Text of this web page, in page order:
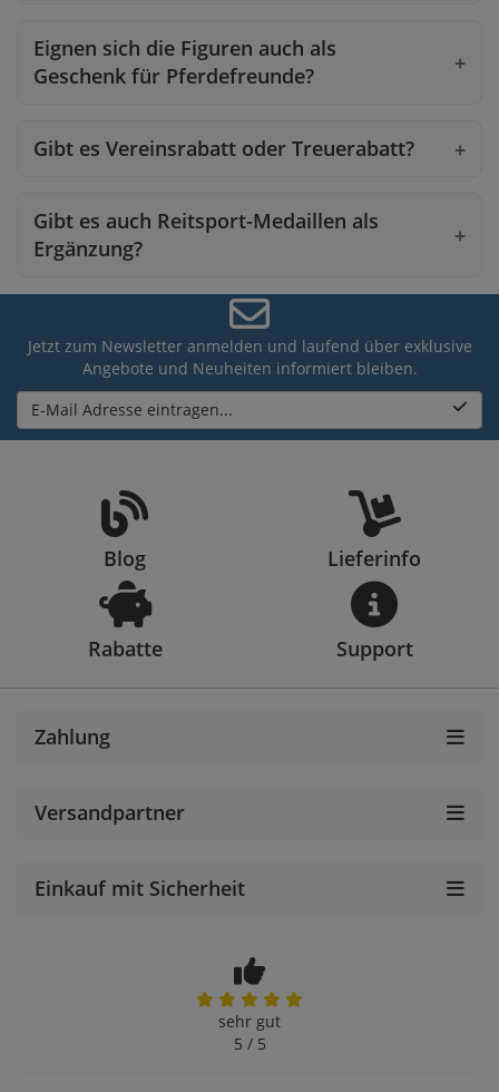
Eignen sich die Figuren auch als
Geschenk für Pferdefreunde?
Gibt es Vereinsrabatt oder Treuerabatt?
Gibt es auch Reitsport-Medaillen als
Ergänzung?
Jetzt zum Newsletter anmelden und laufend über exklusive
Angebote und Neuheiten informiert bleiben.
E-Mail Adresse eintragen...
Blog Lieferinfo
Rabatte Support
Zahlung
Versandpartner
Einkauf mit Sicherheit
sehr gut
5 / 5